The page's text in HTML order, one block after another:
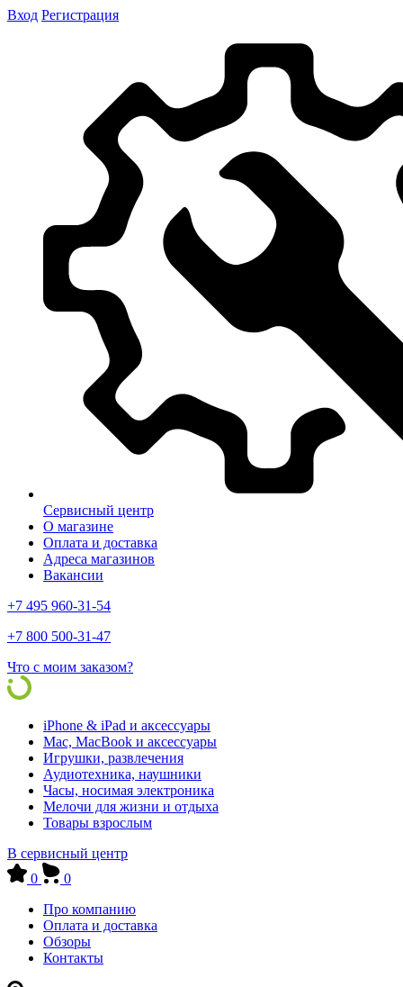
Вход Регистрация
Сервисный центр
О магазине
Оплата и доставка
Адреса магазинов
Вакансии
+7 495 960-31-54
+7 800 500-31-47
Что с моим заказом?
iPhone & iPad и аксессуары
Mac, MacBook и аксессуары
Игрушки, развлечения
Аудиотехника, наушники
Часы, носимая электроника
Мелочи для жизни и отдыха
Товары взрослым
В сервисный центр
0
0
Про компанию
Оплата и доставка
Обзоры
Контакты